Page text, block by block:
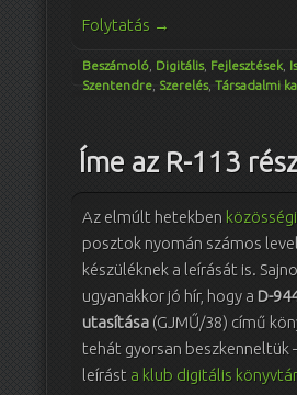
Folytatás →
Beszámoló Digitális, Fejlesztések
Szentendre Szerelés, Társadalmi
Íme az R-113
Az elmúlt hetekben
posztok nyomán számos
készüléknek a leírását is.
ugyanakkor jó hír, hogy a D-
utasítása (GJMŰ/38) című
tehát gyorsan beszkenneltük
leírást a klub digitális